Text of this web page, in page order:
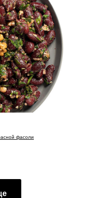
фасоли